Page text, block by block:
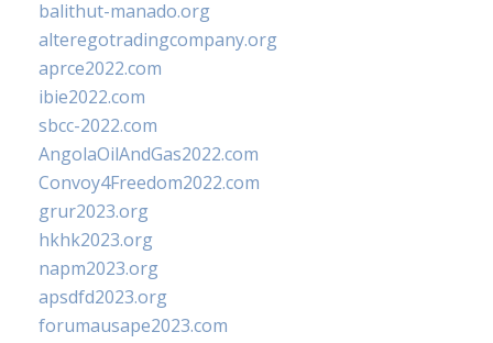
balithut-manado.org
alteregotradingcompany.org
aprce2022.com
ibie2022.com
sbcc-2022.com
AngolaOilAndGas2022.com
Convoy4Freedom2022.com
grur2023.org
hkhk2023.org
napm2023.org
apsdfd2023.org
forumausape2023.com